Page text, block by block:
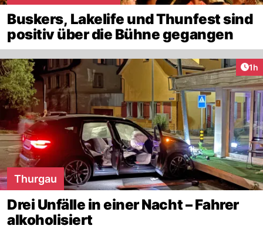
Buskers, Lakelife und Thunfest sind
positiv über die Bühne gegangen
1h
Thurgau
Drei Unfälle in einer Nacht – Fahrer
alkoholisiert